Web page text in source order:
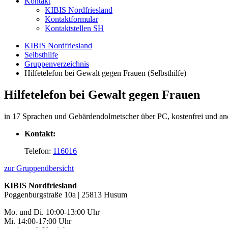
KIBIS Nordfriesland
Kontaktformular
Kontaktstellen SH
KIBIS Nordfriesland
Selbsthilfe
Gruppenverzeichnis
Hilfetelefon bei Gewalt gegen Frauen (Selbsthilfe)
Hilfetelefon bei Gewalt gegen Frauen
in 17 Sprachen und Gebärdendolmetscher über PC, kostenfrei und
Kontakt:
Telefon: 116016
zur Gruppenübersicht
KIBIS Nordfriesland
Poggenburgstraße 10a | 25813 Husum
Mo. und Di. 10:00-13:00 Uhr
Mi. 14:00-17:00 Uhr